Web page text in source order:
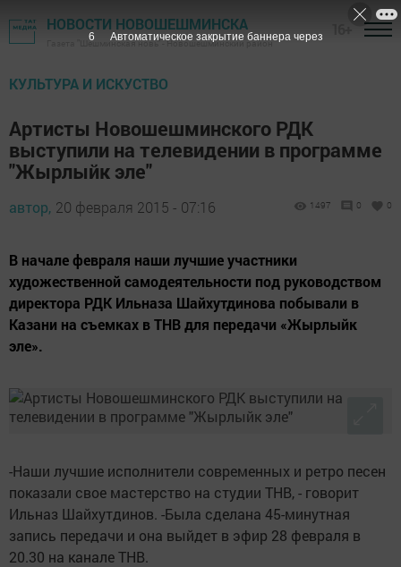
НОВОСТИ НОВОШЕШМИНСКА
Газета "Шешминская новь" - Новошешминский район
КУЛЬТУРА И ИСКУСТВО
Артисты Новошешминского РДК
выступили на телевидении в программе
"Жырлыйк эле"
автор, 20 февраля 2015 - 07:16 1497 0 0
В начале февраля наши лучшие участники
художественной самодеятельности под руководством
директора РДК Ильназа Шайхутдинова побывали в
Казани на съемках в ТНВ для передачи «Жырлыйк
эле».
-Наши лучшие исполнители современных и ретро песен
показали свое мастерство на студии ТНВ, - говорит
Ильназ Шайхутдинов. -Была сделана 45-минутная
запись передачи и она выйдет в эфир 28 февраля в
20.30 на канале ТНВ.
5 Автоматическое закрытие баннера через